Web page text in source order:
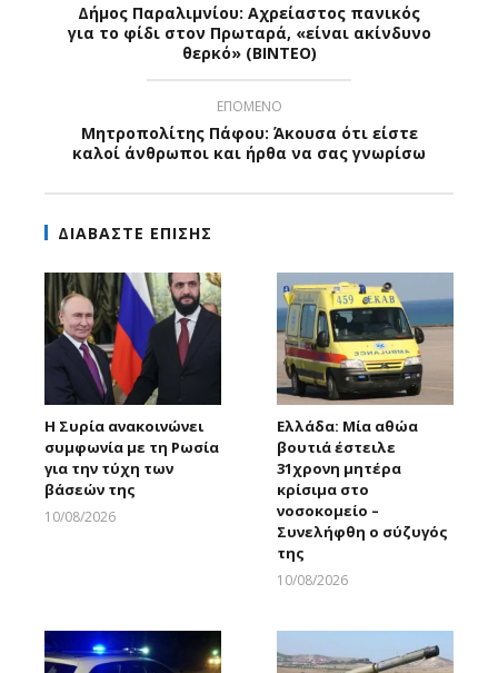
Δήμος Παραλιμνίου: Αχρείαστος πανικός
για το φίδι στον Πρωταρά, «είναι ακίνδυνο
θερκό» (ΒΙΝΤΕΟ)
ΕΠΟΜΕΝΟ
Μητροπολίτης Πάφου: Άκουσα ότι είστε
καλοί άνθρωποι και ήρθα να σας γνωρίσω
ΔΙΑΒΑΣΤΕ ΕΠΙΣΗΣ
Η Συρία ανακοινώνει
συμφωνία με τη Ρωσία
για την τύχη των
βάσεών της
10/08/2026
Ελλάδα: Μία αθώα
βουτιά έστειλε
31χρονη μητέρα
κρίσιμα στο
νοσοκομείο –
Συνελήφθη ο σύζυγός
της
10/08/2026